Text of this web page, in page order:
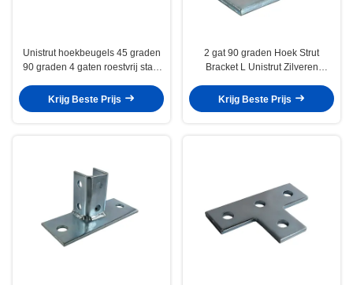
Unistrut hoekbeugels 45 graden
90 graden 4 gaten roestvrij staal
Krijg Beste Prijs
2 gat 90 graden Hoek Strut
Bracket L Unistrut Zilveren
Krijg Beste Prijs